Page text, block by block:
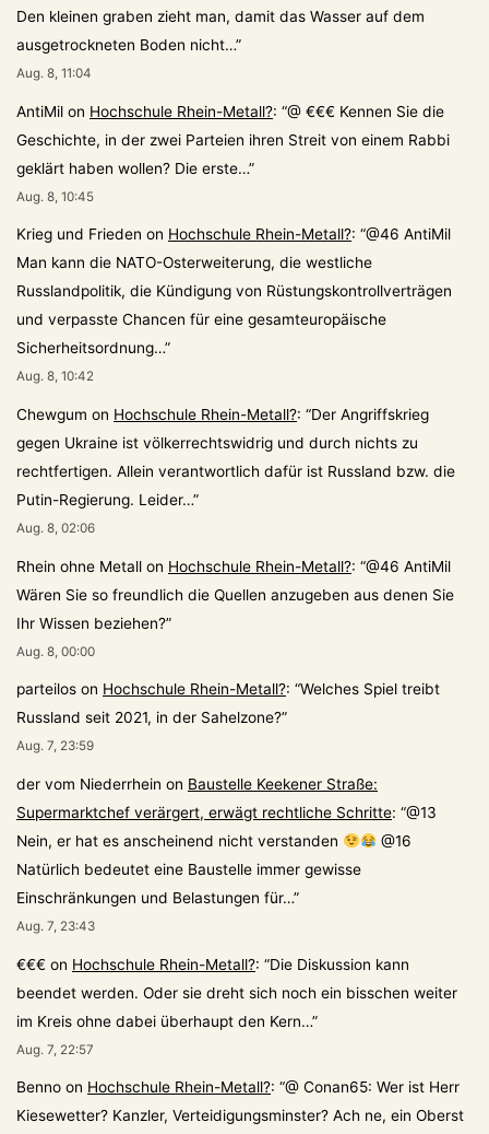
Den kleinen graben zieht man, damit das Wasser auf dem
ausgetrockneten Boden nicht…”
Aug. 8, 11:04
AntiMil on Hochschule Rhein-Metall?: “@ €€€ Kennen Sie die
Geschichte, in der zwei Parteien ihren Streit von einem Rabbi
geklärt haben wollen? Die erste…”
Aug. 8, 10:45
Krieg und Frieden on Hochschule Rhein-Metall?: “@46 AntiMil
Man kann die NATO-Osterweiterung, die westliche
Russlandpolitik, die Kündigung von Rüstungskontrollverträgen
und verpasste Chancen für eine gesamteuropäische
Sicherheitsordnung…”
Aug. 8, 10:42
Chewgum on Hochschule Rhein-Metall?: “Der Angriffskrieg
gegen Ukraine ist völkerrechtswidrig und durch nichts zu
rechtfertigen. Allein verantwortlich dafür ist Russland bzw. die
Putin-Regierung. Leider…”
Aug. 8, 02:06
Rhein ohne Metall on Hochschule Rhein-Metall?: “@46 AntiMil
Wären Sie so freundlich die Quellen anzugeben aus denen Sie
Ihr Wissen beziehen?”
Aug. 8, 00:00
parteilos on Hochschule Rhein-Metall?: “Welches Spiel treibt
Russland seit 2021, in der Sahelzone?”
Aug. 7, 23:59
der vom Niederrhein on Baustelle Keekener Straße:
Supermarktchef verärgert, erwägt rechtliche Schritte: “@13
Nein, er hat es anscheinend nicht verstanden
@16
Natürlich bedeutet eine Baustelle immer gewisse
Einschränkungen und Belastungen für…”
Aug. 7, 23:43
€€€ on Hochschule Rhein-Metall?: “Die Diskussion kann
beendet werden. Oder sie dreht sich noch ein bisschen weiter
im Kreis ohne dabei überhaupt den Kern…”
Aug. 7, 22:57
Benno on Hochschule Rhein-Metall?: “@ Conan65: Wer ist Herr
Kiesewetter? Kanzler, Verteidigungsminster? Ach ne, ein Oberst